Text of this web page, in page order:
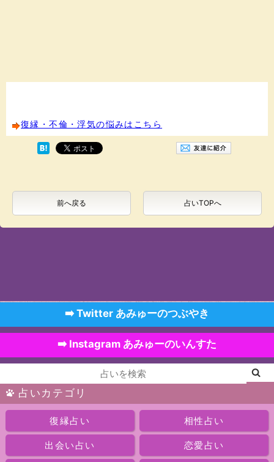
復縁・不倫・浮気の悩みはこちら
前へ戻る 占いTOPへ
➡️ Twitter あみゅーのつぶやき
➡️ Instagram あみゅーのいんすた
占いカテゴリ
復縁占い 相性占い
出会い占い 恋愛占い